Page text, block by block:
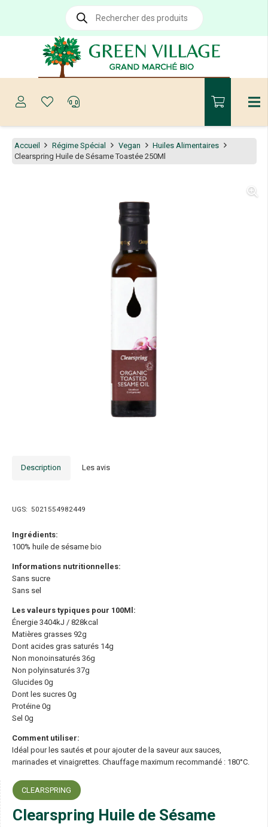
Recherche
produits
Accueil Régime Spécial Vegan
Huiles Alimentaires
Clearspring Huile de Sésame Toastée 250Ml
Description Les avis
UGS: 5021554982449
Ingrédients:
100% huile de sésame bio
Informations nutritionnelles:
Sans sucre
Sans sel
Les valeurs typiques pour 100Ml:
Énergie 3404kJ / 828kcal
Matières grasses 92g
Dont acides gras saturés 14g
Non monoinsaturés 36g
Non polyinsaturés 37g
Glucides 0g
Dont les sucres 0g
Protéine 0g
Sel 0g
Comment utiliser:
Idéal pour les sautés et pour ajouter de la saveur aux sauces,
marinades et vinaigrettes. Chauffage maximum recommandé : 180°C.
CLEARSPRING
Clearspring Huile de Sésame